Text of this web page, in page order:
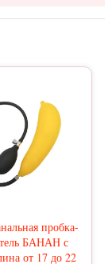
пробка-
БАНАН с
от 17 до 22